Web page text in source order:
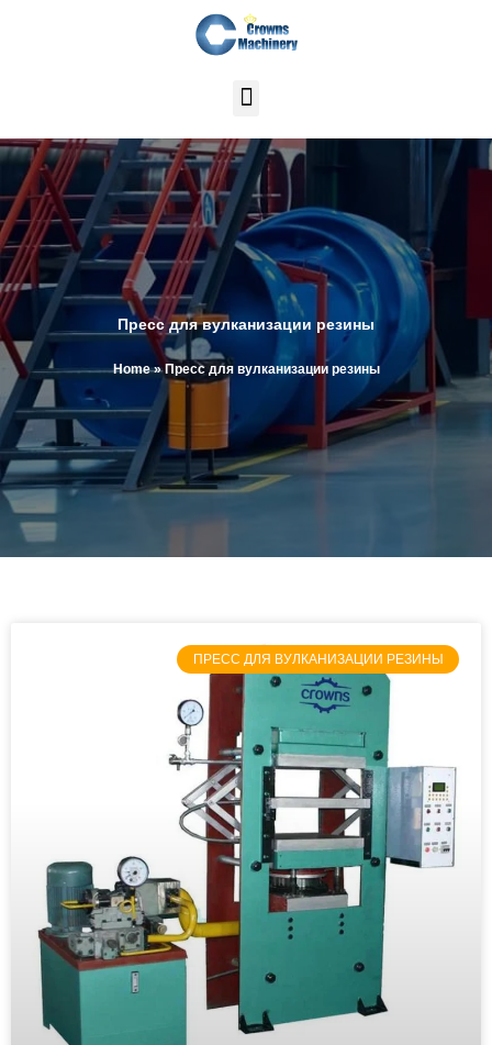
Пресс для вулканизации резины
Home»Пресс для вулканизации резины
ПРЕСС ДЛЯ ВУЛКАНИЗАЦИИ РЕЗИНЫ